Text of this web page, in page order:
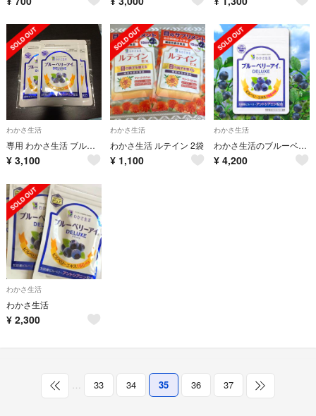
わかさ生活
専用 わかさ生活 ブルーベリーアイDELUXE
¥ 3,100
わかさ生活
わかさ生活 ルテイン 2袋
¥ 1,100
わかさ生活
わかさ生活のブルーベリーアイ
¥ 4,200
わかさ生活
わかさ生活
¥ 2,300
… 33 34 35 36 37